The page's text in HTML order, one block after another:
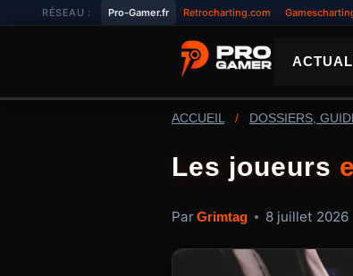
RÉSEAU : Pro-Gamer.fr Retrocharting.com
ACCUEIL / DOSSIERS,
Les joueurs
ParGrimtag 8 juillet 2026